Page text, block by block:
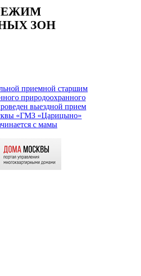
ЗОН
приемной старшим
природоохранного
выездной прием
«ГМЗ «Царицыно»
с мамы